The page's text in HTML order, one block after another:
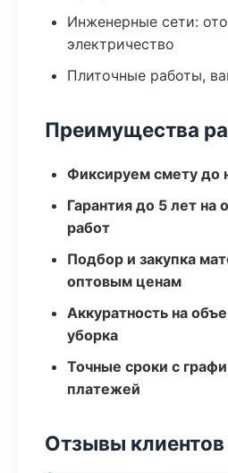
Инженерные сети:
электричество
Плиточные работы,
Преимущества
Фиксируем смету до
Гарантия до 5 лет на
работ
Подбор и закупка
оптовым ценам
Аккуратность на
уборка
Точные сроки с
платежей
Отзывы клиентов